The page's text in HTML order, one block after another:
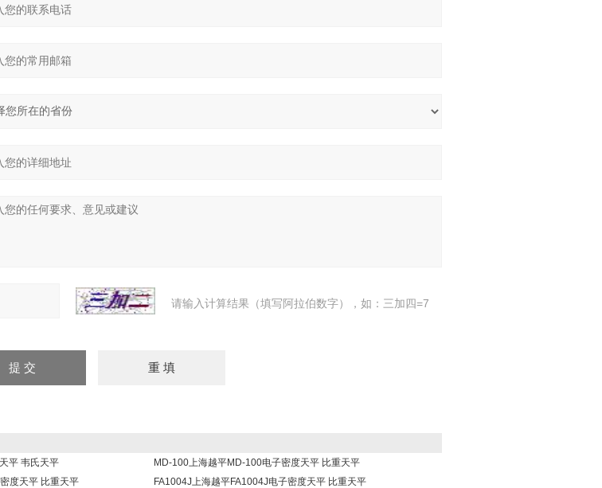
请输入计算结果（填写阿拉伯数字），如：三加四=7
平 韦氏天平
MD-100上海越平MD-100电子密度天平 比重天平
度天平 比重天平
FA1004J上海越平FA1004J电子密度天平 比重天平